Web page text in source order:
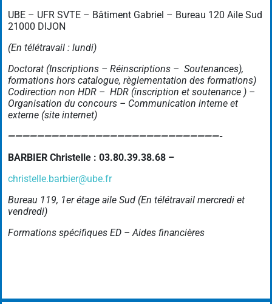
UBE – UFR SVTE – Bâtiment Gabriel – Bureau 120 Aile Sud
21000 DIJON
(En télétravail : lundi)
Doctorat (Inscriptions – Réinscriptions – Soutenances),
formations hors catalogue, règlementation des formations)
Codirection non HDR – HDR (inscription et soutenance ) –
Organisation du concours – Communication interne et
externe (site internet)
—————————————————————————————-
BARBIER Christelle : 03.80.39.38.68 –
christelle.barbier@ube.fr
Bureau 119, 1er étage aile Sud (En télétravail mercredi et
vendredi)
Formations spécifiques ED – Aides financières